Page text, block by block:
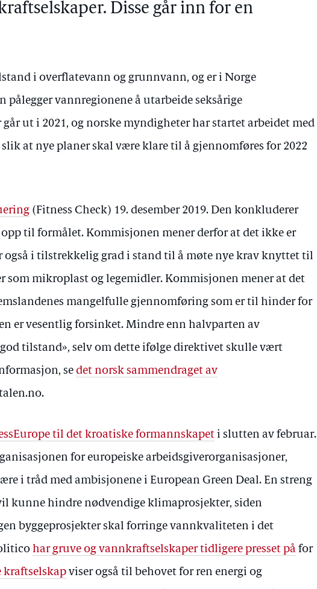
Disse går inn for en
i overflatevann og grunnvann, og er i Norge
vannregionene å utarbeide seksårige
ut i 2021, og norske myndigheter har startet arbeidet med
at nye planer skal være klare til å gjennomføres for 2022
(Fitness Check) 19. desember 2019. Den konkluderer
til formålet. Kommisjonen mener derfor at det ikke er
også i tilstrekkelig grad i stand til å møte nye krav knyttet til
som mikroplast og legemidler. Kommisjonen mener at det
mangelfulle gjennomføring som er til hinder for
er vesentlig forsinket. Mindre enn halvparten av
tilstand», selv om dette ifølge direktivet skulle vært
sedet norsk sammendraget av
til det kroatiske formannskapet i slutten av februar.
for europeiske arbeidsgiverorganisasjoner,
i tråd med ambisjonene i European Green Deal. En streng
kunne hindre nødvendige klimaprosjekter, siden
byggeprosjekter skal forringe vannkvaliteten i det
har gruve og vannkraftselskaper tidligere presset på for
kraftselskap viser også til behovet for ren energi og